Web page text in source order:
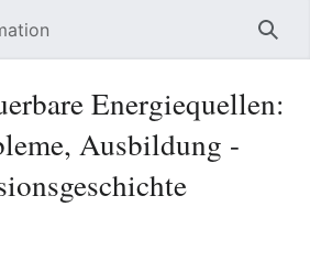
Energiequellen:
Ausbildung -